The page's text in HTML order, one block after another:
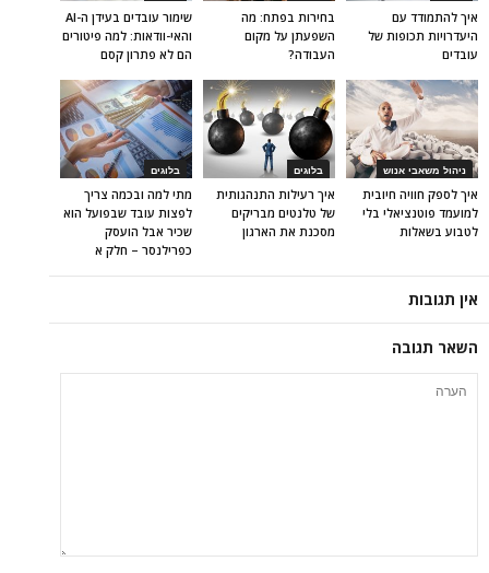
שימור עובדים בעידן ה-AI
והאי-וודאות: למה פיטורים
הם לא פתרון קסם
בחירות בפתח: מה
השפעתן על מקום
העבודה?
איך להתמודד עם
היעדרויות תכופות של
עובדים
בלוגים
מתי למה ובכמה צריך
לפצות עובד שבפועל הוא
שכיר אבל הועסק
כפרילנסר – חלק א
בלוגים
איך רעילות התנהגותית
של טלנטים מבריקים
מסכנת את הארגון
ניהול משאבי אנוש
איך לספק חוויה חיובית
למועמד פוטנציאלי בלי
לטבוע בשאלות
אין תגובות
השאר תגובה